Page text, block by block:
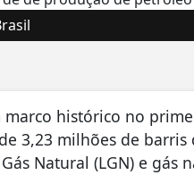
marco histórico no
3,23 milhões de
Natural (LGN) e gás